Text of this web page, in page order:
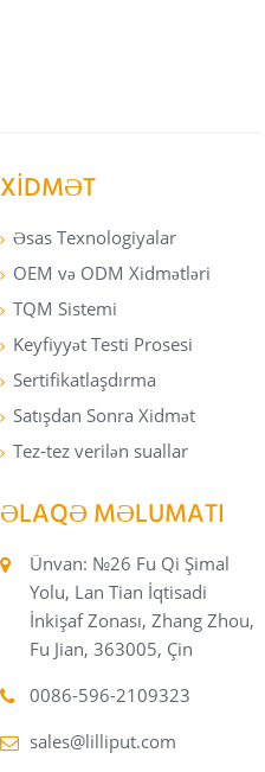
XIDMƏT
Əsas Texnologiyalar
OEM və ODM Xidmətləri
TQM Sistemi
Keyfiyyət Testi Prosesi
Sertifikatlaşdırma
Satışdan Sonra Xidmət
Tez-tez verilən suallar
ƏLAQƏ MƏLUMATI
Ünvan: №26 Fu Qi Şimal
Yolu, Lan Tian İqtisadi
İnkişaf Zonası, Zhang Zhou,
Fu Jian, 363005, Çin
0086-596-2109323
sales@lilliput.com